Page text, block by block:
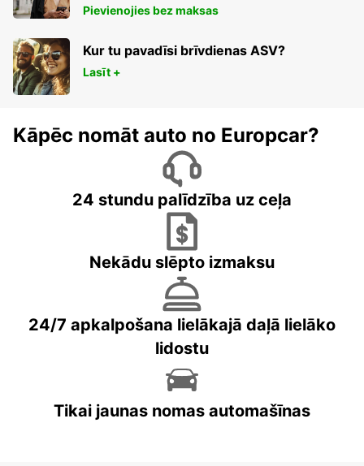
Pievienojies bez maksas
Kur tu pavadīsi brīvdienas ASV?
Lasīt +
Kāpēc nomāt auto no Europcar?
24 stundu palīdzība uz ceļa
Nekādu slēpto izmaksu
24/7 apkalpošana lielākajā daļā lielāko
lidostu
Tikai jaunas nomas automašīnas